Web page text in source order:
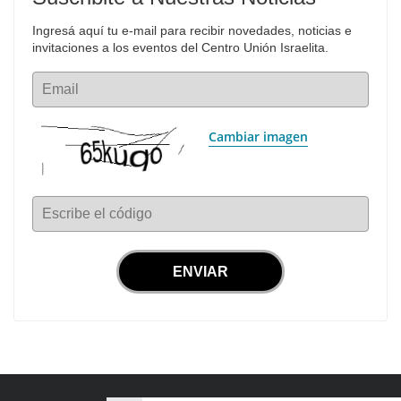
Ingresá aquí tu e-mail para recibir novedades, noticias e
invitaciones a los eventos del Centro Unión Israelita.
Email
Cambiar imagen
Escribe el código